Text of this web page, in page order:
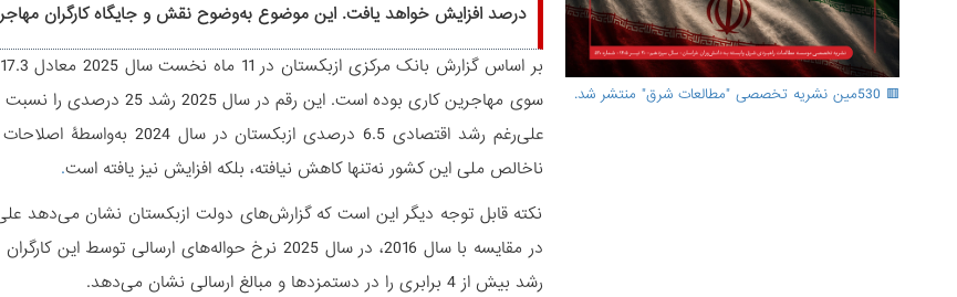
درصد افزایش خواهد یافت. این موضوع به‌وضوح نقش و جایگاه کارگران
علی‌رغم رشد اقتصادی 6.5
ناخالص ملی این کشور نه‌تنها کاهش نیافته، بلکه افزایش نیز یافته است.
نکته قابل توجه دیگر این است که گزارش‌های دولت ازبکستان نشان می‌دهد
رشد بیش از 4 برابری را در دستمزدها و مبالغ ارسالی نشان می‌دهد.
🟥 530مین نشریه تخصصی "مطالعات شرق" منتشر شد.